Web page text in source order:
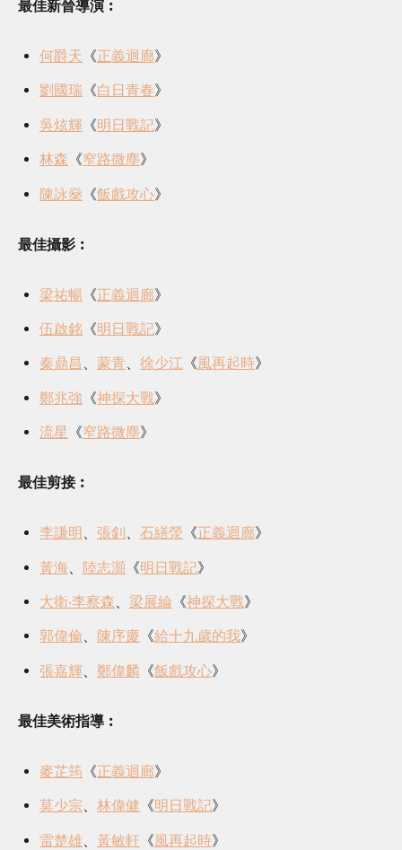
最佳新晉導演︰
何爵天 《正義迴廊》
劉國瑞 《白日青春》
吳炫輝 《明日戰記》
林森 《窄路微塵》
陳詠燊 《飯戲攻心》
最佳攝影︰
梁祐暢 《正義迴廊》
伍啟銘 《明日戰記》
秦鼎昌 、 蒙青、 徐少江 《風再起時》
鄭兆強 《神探大戰》
流星 《窄路微塵》
最佳剪接︰
李謙明 、 張釗 、 石繕滎 《正義迴廊》
黃海 陸志灝 《明日戰記》
大衛‧李察森、 梁展綸 《神探大戰》
郭偉倫、 陳序慶 《給十九歲的我》
張嘉輝 鄭偉麟 《飯戲攻心》
最佳美術指導︰
麥芷筠 《正義迴廊》
莫少宗、 林偉健 《明日戰記》
雷楚雄 黃敏軒 《風再起時》